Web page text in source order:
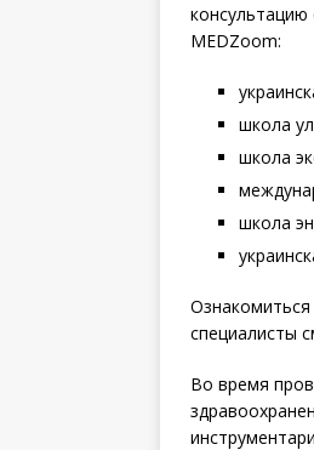
консультацию
MEDZoom:
школа
школа
школа
специалисты
Во время